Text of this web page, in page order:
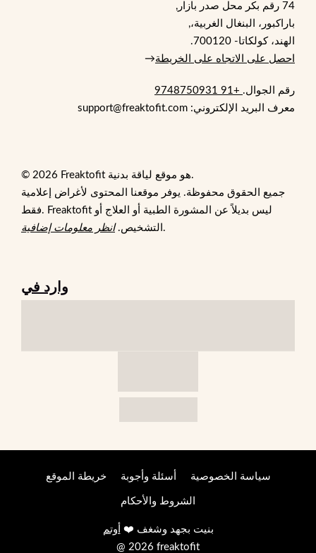
74 رقم بكر محل صدر بازار,
باراكبور، البنغال الغربية،,
الهند، كولكاتا- 700120.
احصل على الاتجاه على الخريطة→
رقم الجوال. +91 9748750931
معرف البريد الإلكتروني: support@freaktofit.com
© 2026 Freaktofit هو موقع لياقة بدنية.
جميع الحقوق محفوظة. يوفر موقعنا المحتوى لأغراض إعلامية
فقط. Freaktofit ليس بديلاً عن المشورة الطبية أو العلاج أو
التشخيص.انظر معلومات إضافية .
وارد في
خريطة الموقع أسئلة وأجوبة سياسة الخصوصية
الشروط والأحكام
بنيت بجهد وشغف ❤️ أوتم
@ 2026 freaktofit